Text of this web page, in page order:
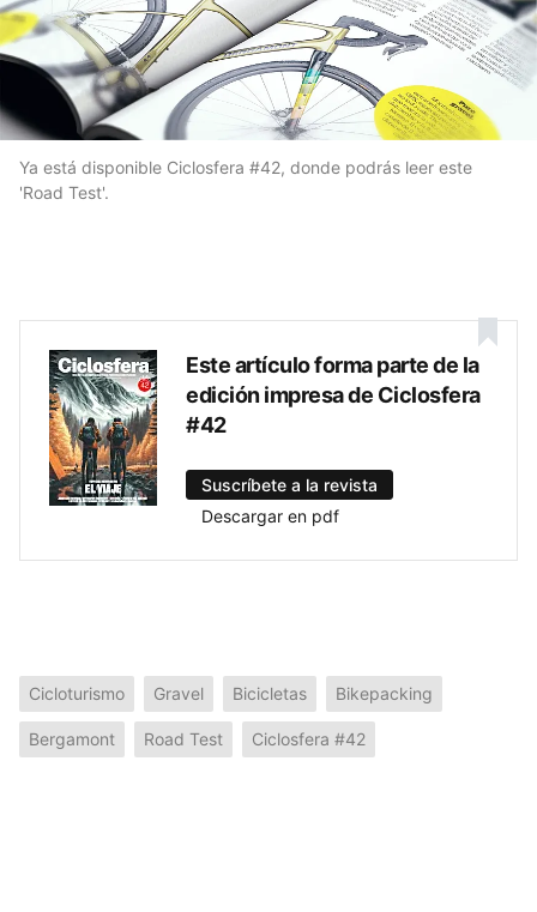
Ya está disponible Ciclosfera #42, donde podrás leer este
'Road Test'.
Este artículo forma parte de la
edición impresa de Ciclosfera
#42
Suscríbete a la revista
Descargar en pdf
Cicloturismo Gravel Bicicletas Bikepacking
Bergamont Road Test Ciclosfera #42